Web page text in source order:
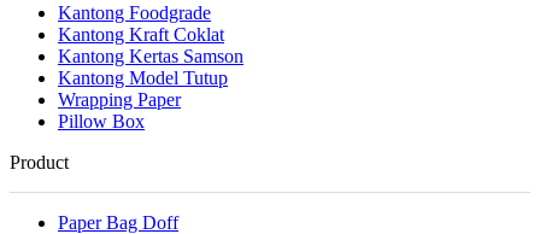
Kantong Foodgrade
Kantong Kraft Coklat
Kantong Kertas Samson
Kantong Model Tutup
Wrapping Paper
Pillow Box
Product
Paper Bag Doff